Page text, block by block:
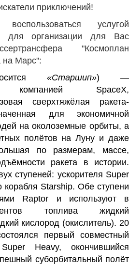
приключений!
услугой
для организации для Вас
"Космоплан
на Марс":
«Старшип») —
компанией
SpaceX,
сверхтяжёлая
ракета-
для экономичной
на околоземные орбиты, а
полётов на Луну и даже
по размерам, массе,
ракета в истории.
ступеней: ускорителя Super
корабля Starship. Обе ступени
Raptor
и используют в
топлива
жидкий
кислород (окислитель).20
первый совместный
Heavy, окончившийся
суборбитальный полёт